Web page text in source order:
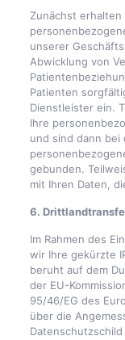
Zunächst
unserer
Abwicklung von
Patienten
Dienstleister ein.
Ihre
und sind dann bei
gebunden.
mit Ihren Daten,
6.
Im Rahmen des
wir Ihre gekürzte
beruht auf dem
der EU-
95/46/EG des
über die